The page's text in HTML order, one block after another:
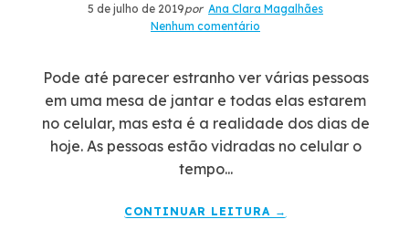
5 de julho de 2019por Ana Clara Magalhães
Nenhum comentário
Pode até parecer estranho ver várias pessoas
em uma mesa de jantar e todas elas estarem
no celular, mas esta é a realidade dos dias de
hoje. As pessoas estão vidradas no celular o
tempo...
CONTINUAR LEITURA →